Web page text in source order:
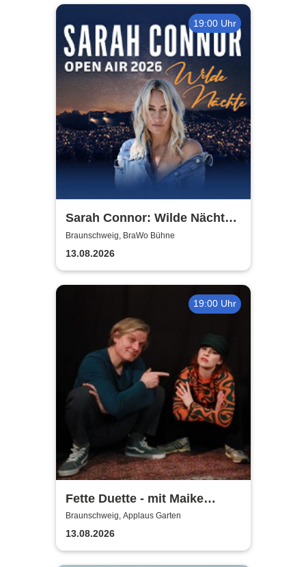
19:00 Uhr
Sarah Connor: Wilde Nächte -
Open Air 2026
Braunschweig, BraWo Bühne
13.08.2026
19:00 Uhr
Fette Duette - mit Maike
Jacobs & Markus Schultze
Braunschweig, Applaus Garten
13.08.2026